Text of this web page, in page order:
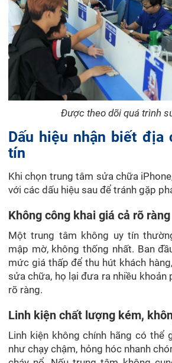
Được theo dõi quá trình
Dấu hiệu nhận biết địa
tín
Khi chọn trung tâm sửa chữa
với các dấu hiệu sau để tránh gặp
Không công khai giá cả rõ ràng
Một trung tâm không uy tín
mập mờ, không thống nhất. Ban
mức giá thấp để thu hút khách
sửa chữa, họ lại đưa ra nhiều khoản
rõ ràng.
Linh kiện chất lượng kém,
Linh kiện không chính hãng có thể
như chạy chậm, hỏng hóc nhanh